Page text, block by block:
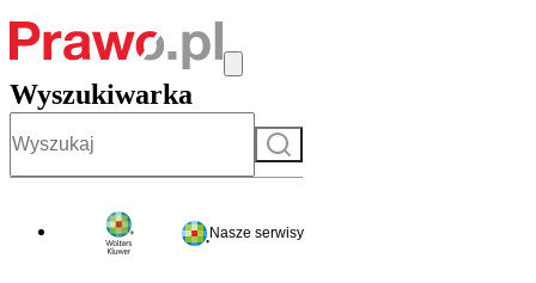
Wyszukiwarka
Szukaj
Nasze serwisy